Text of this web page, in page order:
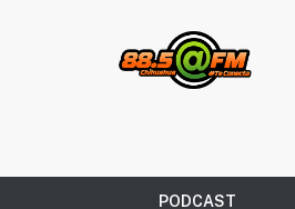
PODCAST